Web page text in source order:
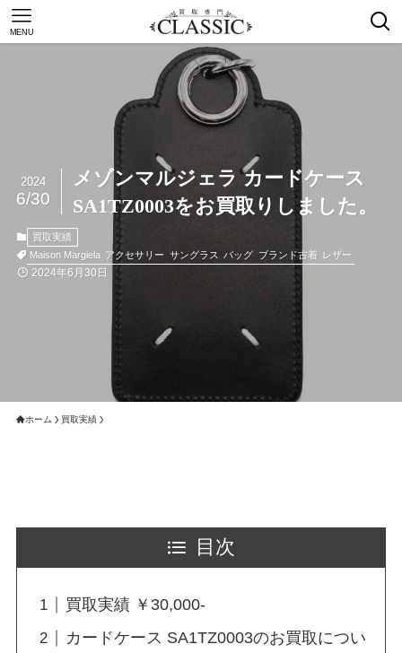
MENU
メゾンマルジェラ カードケース
SA1TZ0003をお買取りしました。
2024
6/30
買取実績
Maison Margiela アクセサリー サングラス バッグ ブランド古着 レザー
2024年6月30日
ホーム 買取実績
目次
買取実績 ￥30,000-
カードケース SA1TZ0003のお買取につい